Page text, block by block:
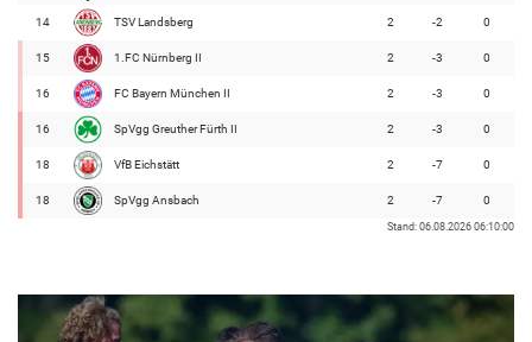
14 TSV Landsberg 2 -2 0
15 1.FC Nürnberg II 2 -3 0
16 FC Bayern München II 2 -3 0
16 SpVgg Greuther Fürth II 2 -3 0
18 VfB Eichstätt 2 -7 0
18 SpVgg Ansbach 2 -7 0
Stand: 06.08.2026 06:10:00